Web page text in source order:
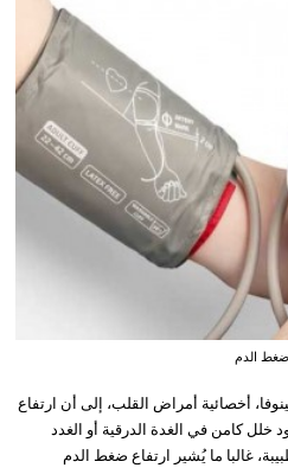
ضغط الدم
أخصائية أمراض القلب، إلى أن ارتفاع
كامن في الغدة الدرقية أو الغدد
غالبا ما يُشير ارتفاع ضغط الدم